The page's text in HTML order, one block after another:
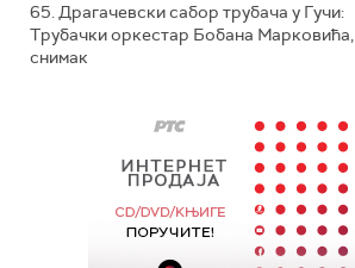
65. Драгачевски сабор трубача у Гучи:
Трубачки оркестар Бобана Марковића,
снимак